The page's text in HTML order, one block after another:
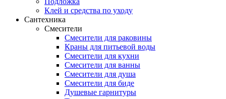
Клей и средства по уходу
Сантехника
Смесители
Смесители для раковины
Краны для питьевой воды
Смесители для кухни
Смесители для ванны
Смесители для душа
Смесители для биде
Душевые гарнитуры